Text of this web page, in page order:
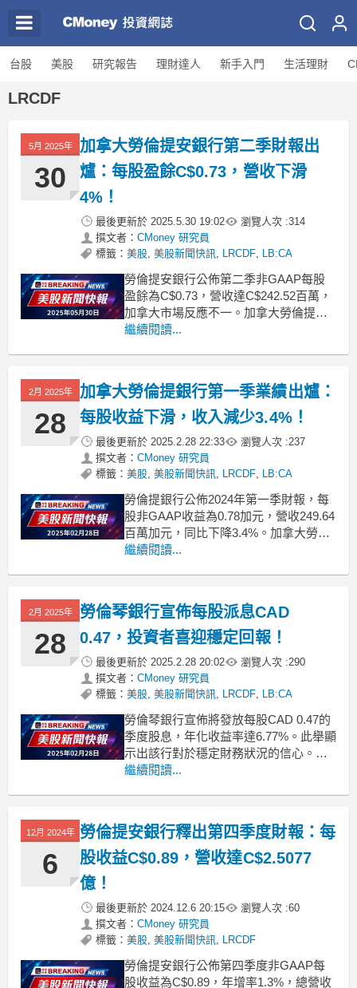
台股 美股 研究報告 理財達人 新手入門 生活理財
LRCDF
5月 2025年
30
加拿大勞倫提安銀行第二季財報出
爐：每股盈餘C$0.73，營收下滑
4%！
最後更新於 2025.5.30 19:02 瀏覽人次 :314
撰文者： CMoney 研究員
標籤： 美股, 美股新聞快訊, LRCDF, LB:CA
勞倫提安銀行公佈第二季非GAAP每股
盈餘為C$0.73，營收達C$242.52百萬，
加拿大市場反應不一。加拿大勞倫提安
銀行（Laurentian Bank of Canada）近
GAAP每股盈餘為C$0.73，雖然仍具吸
引力，但
繼續閱讀...
2月 2025年
28
加拿大勞倫提銀行第一季業績出爐：
每股收益下滑，收入減少3.4%！
最後更新於 2025.2.28 22:33 瀏覽人次 :237
撰文者： CMoney 研究員
標籤： 美股, 美股新聞快訊, LRCDF, LB:CA
勞倫提銀行公佈2024年第一季財報，每
股非GAAP收益為0.78加元，營收249.64
百萬加元，同比下降3.4%。加拿大勞倫
提銀行（Laurentian Bank of Canada）
GAAP收益為0.78加元，顯示出盈利能力
的挑
繼續閱讀...
2月 2025年
28
勞倫琴銀行宣佈每股派息CAD
0.47，投資者喜迎穩定回報！
最後更新於 2025.2.28 20:02 瀏覽人次 :290
撰文者： CMoney 研究員
標籤： 美股, 美股新聞快訊, LRCDF, LB:CA
勞倫琴銀行宣佈將發放每股CAD 0.47的
季度股息，年化收益率達6.77%。此舉顯
示出該行對於穩定財務狀況的信心。加
拿大勞倫琴銀行（Laurentian Bank of
紅與之前持平，顯示出該銀行在當前經
濟環境中仍然
繼續閱讀...
12月 2024年
6
勞倫提安銀行釋出第四季度財報：每
股收益C$0.89，營收達C$2.5077
億！
最後更新於 2024.12.6 20:15 瀏覽人次 :60
撰文者： CMoney 研究員
標籤： 美股, 美股新聞快訊, LRCDF
勞倫提安銀行公佈第四季度非GAAP每
股收益為C$0.89，年增率1.3%，總營收